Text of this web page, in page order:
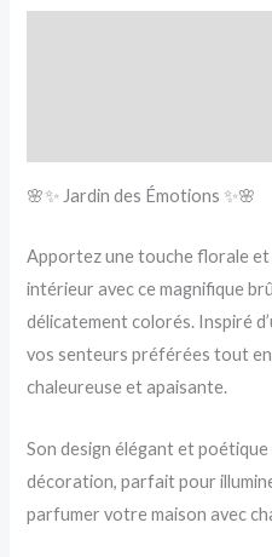
🌸✨ Jardin des Émotions ✨🌸
Apportez une touche florale
intérieur avec ce magnifique
délicatement colorés. Inspiré
vos senteurs préférées tout
chaleureuse et apaisante.
Son design élégant et
décoration, parfait pour
parfumer votre maison avec